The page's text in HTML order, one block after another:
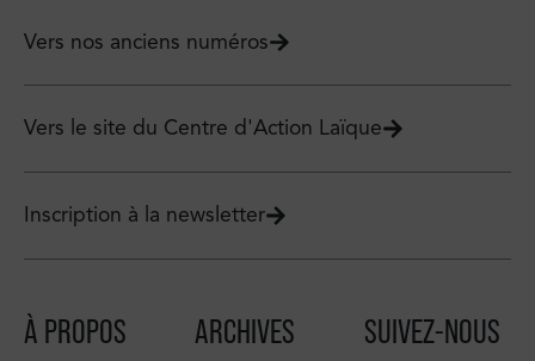
Vers nos anciens numéros
Vers le site du Centre d'Action Laïque
Inscription à la newsletter
À PROPOS ARCHIVES
SUIVEZ-NOUS